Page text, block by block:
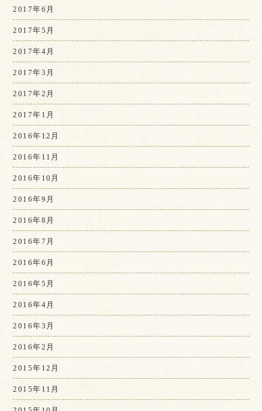
2017年6月
2017年5月
2017年4月
2017年3月
2017年2月
2017年1月
2016年12月
2016年11月
2016年10月
2016年9月
2016年8月
2016年7月
2016年6月
2016年5月
2016年4月
2016年3月
2016年2月
2015年12月
2015年11月